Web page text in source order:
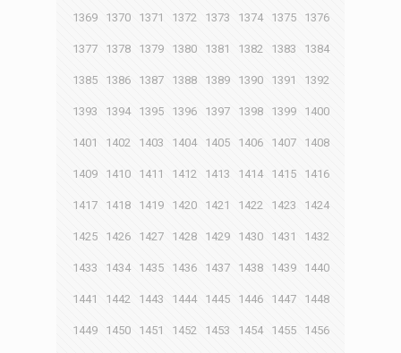
1369 1370 1371 1372 1373 1374 1375 1376
1377 1378 1379 1380 1381 1382 1383 1384
1385 1386 1387 1388 1389 1390 1391 1392
1393 1394 1395 1396 1397 1398 1399 1400
1401 1402 1403 1404 1405 1406 1407 1408
1409 1410 1411 1412 1413 1414 1415 1416
1417 1418 1419 1420 1421 1422 1423 1424
1425 1426 1427 1428 1429 1430 1431 1432
1433 1434 1435 1436 1437 1438 1439 1440
1441 1442 1443 1444 1445 1446 1447 1448
1449 1450 1451 1452 1453 1454 1455 1456